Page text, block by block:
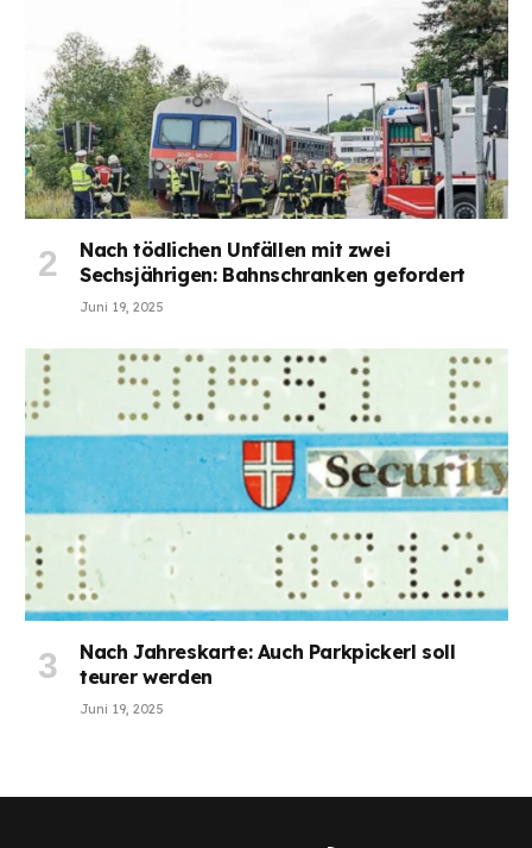
Nach tödlichen Unfällen mit zwei
Sechsjährigen: Bahnschranken gefordert
Juni 19, 2025
Nach Jahreskarte: Auch Parkpickerl soll
teurer werden
Juni 19, 2025